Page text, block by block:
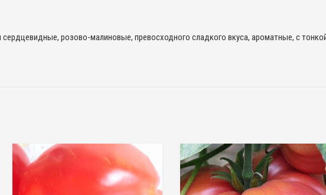
розово-малиновые, превосходного сладкого вкуса, ароматные, с